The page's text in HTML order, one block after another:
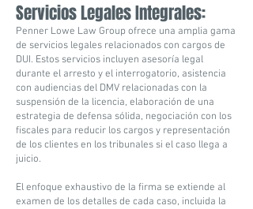
Servicios Legales Integrales:
Penner Lowe Law Group ofrece una amplia gama
de servicios legales relacionados con cargos de
DUI. Estos servicios incluyen asesoría legal
durante el arresto y el interrogatorio, asistencia
con audiencias del DMV relacionadas con la
suspensión de la licencia, elaboración de una
estrategia de defensa sólida, negociación con los
fiscales para reducir los cargos y representación
de los clientes en los tribunales si el caso llega a
juicio.
El enfoque exhaustivo de la firma se extiende al
examen de los detalles de cada caso, incluida la